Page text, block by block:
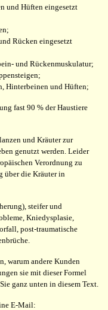
und Hüften eingesetzt
Rücken eingesetzt
und Rückenmuskulatur;
Hinterbeinen und Hüften;
fast 90 % der Haustiere
und Kräuter zur
genutzt werden. Leider
Verordnung zu
über die Kräuter in
steifer und
Kniedysplasie,
post-traumatische
warum andere Kunden
sie mit dieser Formel
ganz unten in diesem Text.
E-Mail: